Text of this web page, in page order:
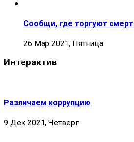
Сообщи, где торгуют
26 Мар 2021, Пятница
Интерактив
Различаем коррупцию
9 Дек 2021, Четверг